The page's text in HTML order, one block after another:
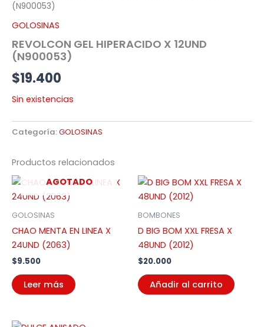
(N900053)
GOLOSINAS
REVOLCON GEL HIPERACIDO X 12UND
(N900053)
$19.400
Sin existencias
Categoría:GOLOSINAS
Productos relacionados
AGOTADO
GOLOSINAS
CHAO MENTA EN LINEA X
24UND (2063)
$9.500
Leer más
BOMBONES
D BIG BOM XXL FRESA X
48UND (2012)
$20.000
Añadir al carrito